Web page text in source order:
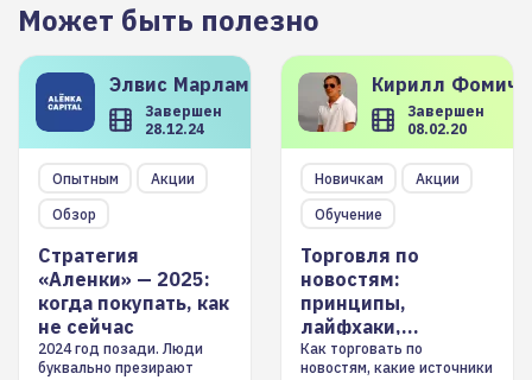
Может быть полезно
Элвис Марламов
Завершен
28.12.24
Опытным
Акции
Обзор
Стратегия
«Аленки» — 2025:
когда покупать, как
не сейчас
2024 год позади. Люди
буквально презирают
Кирилл
Завершен
08.02.20
Новичкам
Акции
Обучение
Торговля по
новостям:
принципы,
лайфхаки,
инструменты
Как торговать по
новостям, какие источники